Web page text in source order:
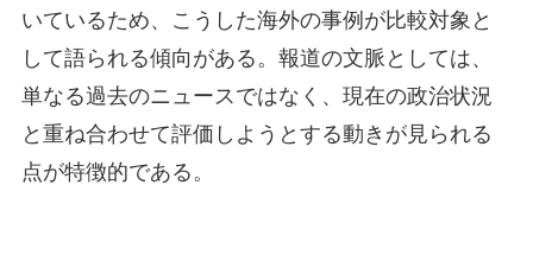
いているため、こうした海外の事例が比較対象と
して語られる傾向がある。報道の文脈としては、
単なる過去のニュースではなく、現在の政治状況
と重ね合わせて評価しようとする動きが見られる
点が特徴的である。